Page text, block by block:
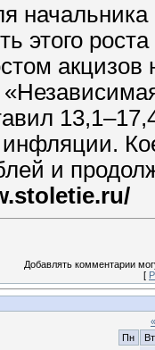
этого
акцизов
и
Добавлять комментарии
[
«
Пн
Вт